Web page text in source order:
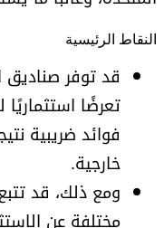
النقاط الرئيسية
قد توفر صناديق
تعرضًا استثماريًا
فوائد ضريبية
خارجية.
ومع ذلك، قد
مختلفة عن